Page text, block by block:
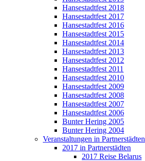
Hansestadtfest 2018
Hansestadtfest 2017
Hansestadtfest 2016
Hansestadtfest 2015
Hansestadtfest 2014
Hansestadtfest 2013
Hansestadtfest 2012
Hansestadtfest 2011
Hansestadtfest 2010
Hansestadtfest 2009
Hansestadtfest 2008
Hansestadtfest 2007
Hansestadtfest 2006
Bunter Hering 2005
Bunter Hering 2004
Veranstaltungen in Partnerstädten
2017 in Partnerstädten
2017 Reise Belarus